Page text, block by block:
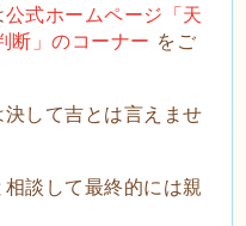
公式ホームページ「天
断」のコーナー をご
して吉とは言えませ
談して最終的には親